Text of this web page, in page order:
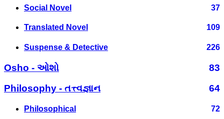
Social Novel 37
Translated Novel 109
Suspense & Detective 226
Osho - ઓશો
83
Philosophy - તત્ત્વજ્ઞાન
64
Philosophical 72